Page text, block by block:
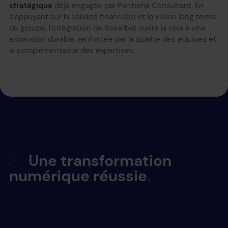
stratégique déjà engagée par Parthena Consultant. En
s’appuyant sur la solidité financière et la vision long terme
du groupe, l’intégration de Soserbat ouvre la voie à une
expansion durable, renforcée par la qualité des équipes et
la complémentarité des expertises.
Une transformation
numérique réussie